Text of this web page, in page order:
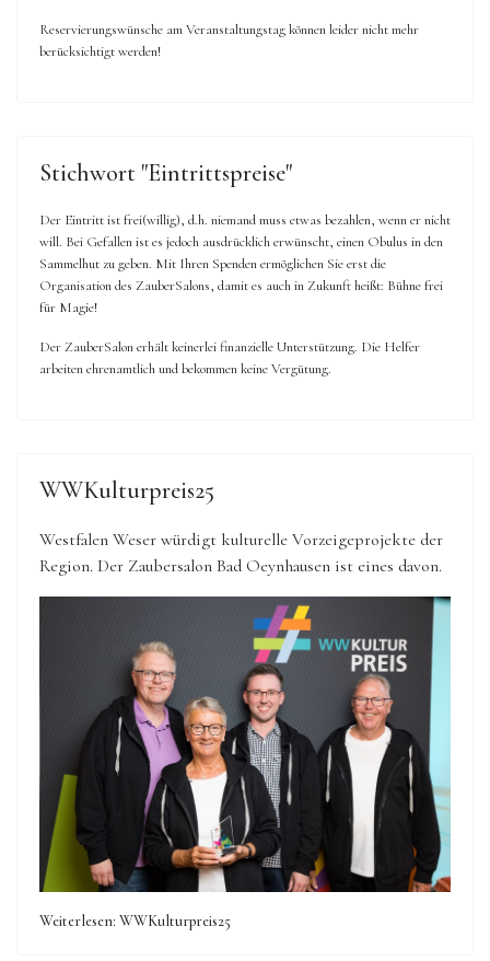
Reservierungswünsche am Veranstaltungstag können leider nicht mehr
berücksichtigt werden!
Stichwort "Eintrittspreise"
Der Eintritt ist frei(willig), d.h. niemand muss etwas bezahlen, wenn er nicht
will. Bei Gefallen ist es jedoch ausdrücklich erwünscht, einen Obulus in den
Sammelhut zu geben. Mit Ihren Spenden ermöglichen Sie erst die
Organisation des ZauberSalons, damit es auch in Zukunft heißt: Bühne frei
für Magie!
Der ZauberSalon erhält keinerlei finanzielle Unterstützung. Die Helfer
arbeiten ehrenamtlich und bekommen keine Vergütung.
WWKulturpreis25
Westfalen Weser würdigt kulturelle Vorzeigeprojekte der
Region. Der Zaubersalon Bad Oeynhausen ist eines davon.
Weiterlesen: WWKulturpreis25